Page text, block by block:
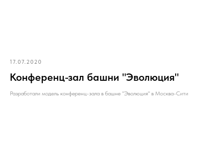
17.07.2020
Конференц-зал башни "Эволюция"
Разработали модель конференц-зала в башне "Эволюция" в Москва-Сити